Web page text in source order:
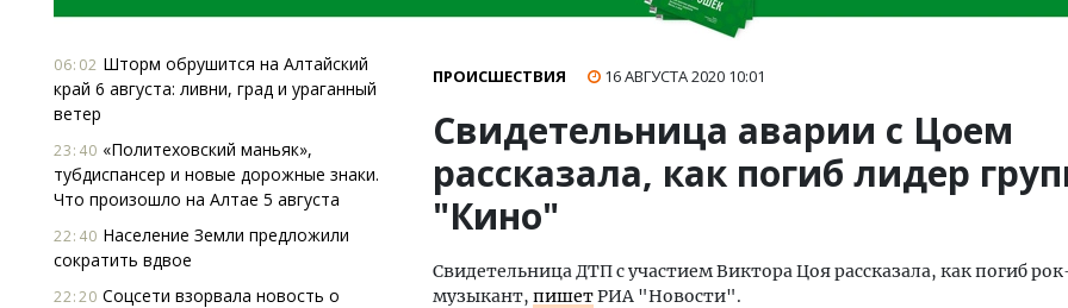
06:02 Шторм обрушится на Алтайский
край 6 августа: ливни, град и ураганный
ветер
23:40 «Политеховский маньяк»,
тубдиспансер и новые дорожные знаки.
Что произошло на Алтае 5 августа
22:40 Население Земли предложили
сократить вдвое
22:20 Соцсети взорвала новость о
ПРОИСШЕСТВИЯ 16 АВГУСТА 2020 10:01
Свидетельница аварии с Цоем
рассказала, как погиб лидер
"Кино"
Свидетельница ДТП с участием Виктора Цоя рассказала, как погиб
музыкант, пишетРИА "Новости".